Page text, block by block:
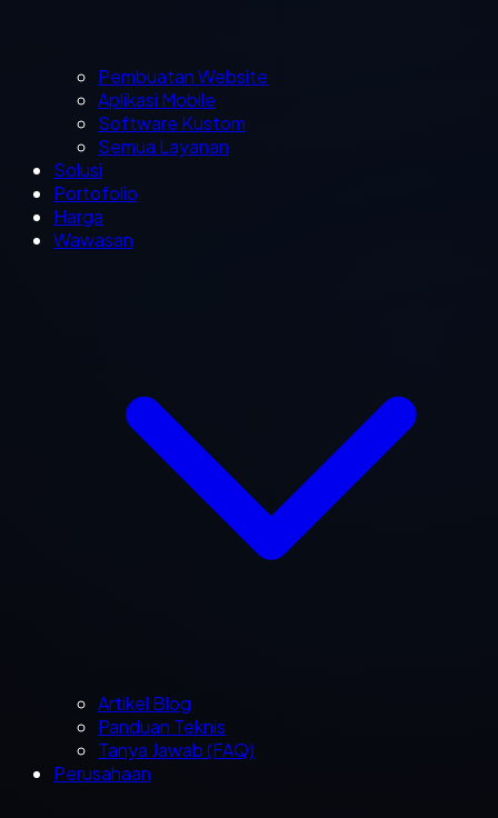
Pembuatan Website
Aplikasi Mobile
Software Kustom
Semua Layanan
Solusi
Portofolio
Harga
Wawasan
Artikel Blog
Panduan Teknis
Tanya Jawab (FAQ)
Perusahaan